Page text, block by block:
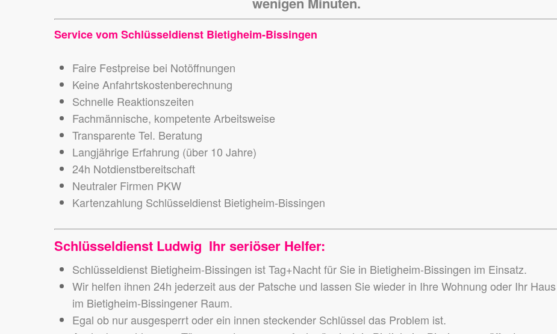
Service vom Schlüsseldienst Bietigheim-Bissingen
Faire Festpreise bei Notöffnungen
Keine Anfahrtskostenberechnung
Schnelle Reaktionszeiten
Fachmännische, kompetente Arbeitsweise
Transparente Tel. Beratung
Langjährige Erfahrung (über 10 Jahre)
24h Notdienstbereitschaft
Neutraler Firmen PKW
Kartenzahlung Schlüsseldienst Bietigheim-Bissingen
Schlüsseldienst Ludwig Ihr seriöser Helfer:
Schlüsseldienst Bietigheim-Bissingen ist Tag+Nacht für Sie in Bietigheim-Bissingen im Einsatz.
Wir helfen ihnen 24h jederzeit aus der Patsche und lassen Sie wieder in Ihre Wohnung oder Ihr Haus
im Bietigheim-Bissingener Raum.
Egal ob nur ausgesperrt oder ein innen steckender Schlüssel das Problem ist.